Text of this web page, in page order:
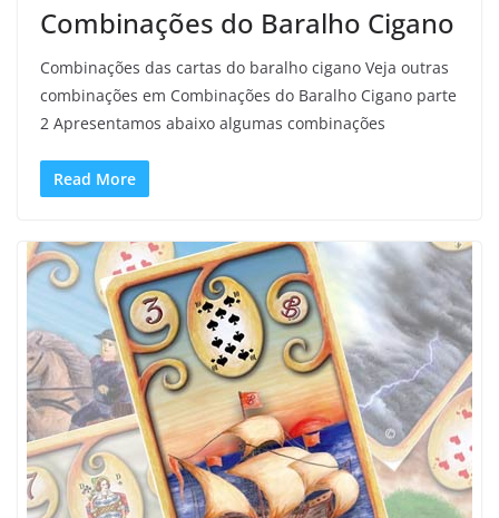
Combinações do Baralho Cigano
Combinações das cartas do baralho cigano Veja outras
combinações em Combinações do Baralho Cigano parte
2 Apresentamos abaixo algumas combinações
Read More